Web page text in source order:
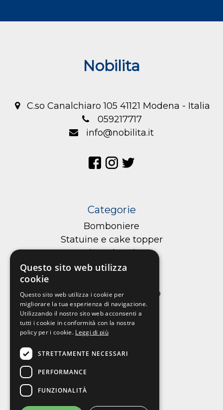
Nobilita
C.so Canalchiaro 105 41121 Modena - Italia
059217717
info@nobilita.it
Categorie
Bomboniere
Statuine e cake topper
Cioccolateria
Confetteria
Tortellini di cioccolato
Cialde per torte
Informazioni
Privacy policy
Cookie policy
Questo sito web utilizza
cookie
Questo sito web utilizza i cookie per
migliorare la tua esperienza di navigazione.
Utilizzando il nostro sito web acconsenti a
tutti i cookie in conformità con la nostra
policy per i cookie. Leggi di più
STRETTAMENTE NECESSARI
PERFORMANCE
FUNZIONALITÀ